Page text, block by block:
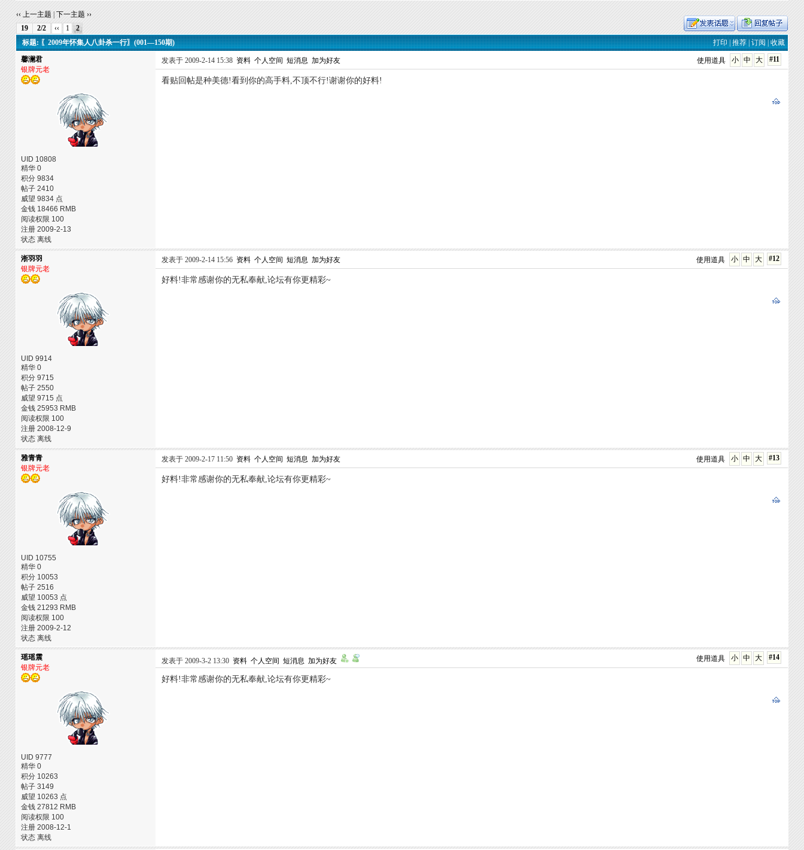
‹‹ 上一主题
下一主题 ››
19
2/2 ‹‹ 1
2
打印
推荐| 订阅 收藏
标题: 〖2009年怀集人八卦杀一行〗(001—150期)
馨澜君
银牌元老
UID 10808
精华 0
积分 9834
帖子 2410
威望 9834 点
金钱 18466 RMB
阅读权限 100
注册 2009-2-13
状态 离线
#11
大
中
小
使用道具
发表于 2009-2-14 15:38 资料 个人空间 短消息 加为好友
看贴回帖是种美德!看到你的高手料,不顶不行!谢谢你的好料!
淅羽羽
银牌元老
UID 9914
精华 0
积分 9715
帖子 2550
威望 9715 点
金钱 25953 RMB
阅读权限 100
注册 2008-12-9
状态 离线
#12
大
中
小
使用道具
发表于 2009-2-14 15:56 资料 个人空间 短消息 加为好友
好料!非常感谢你的无私奉献,论坛有你更精彩~
雅青青
银牌元老
UID 10755
精华 0
积分 10053
帖子 2516
威望 10053 点
金钱 21293 RMB
阅读权限 100
注册 2009-2-12
状态 离线
#13
大
中
小
使用道具
发表于 2009-2-17 11:50 资料 个人空间 短消息 加为好友
好料!非常感谢你的无私奉献,论坛有你更精彩~
瑶瑶震
银牌元老
UID 9777
精华 0
积分 10263
帖子 3149
威望 10263 点
金钱 27812 RMB
阅读权限 100
注册 2008-12-1
状态 离线
#14
大
中
小
使用道具
发表于 2009-3-2 13:30 资料 个人空间 短消息 加为好友
好料!非常感谢你的无私奉献,论坛有你更精彩~